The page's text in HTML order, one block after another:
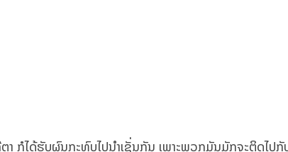
າ ກໍໄດ້ຮັບຜົນກະທົບໄປນຳເຊັ່ນກັນ ເພາະພວກມັນມັກຈະຕິດໄປ